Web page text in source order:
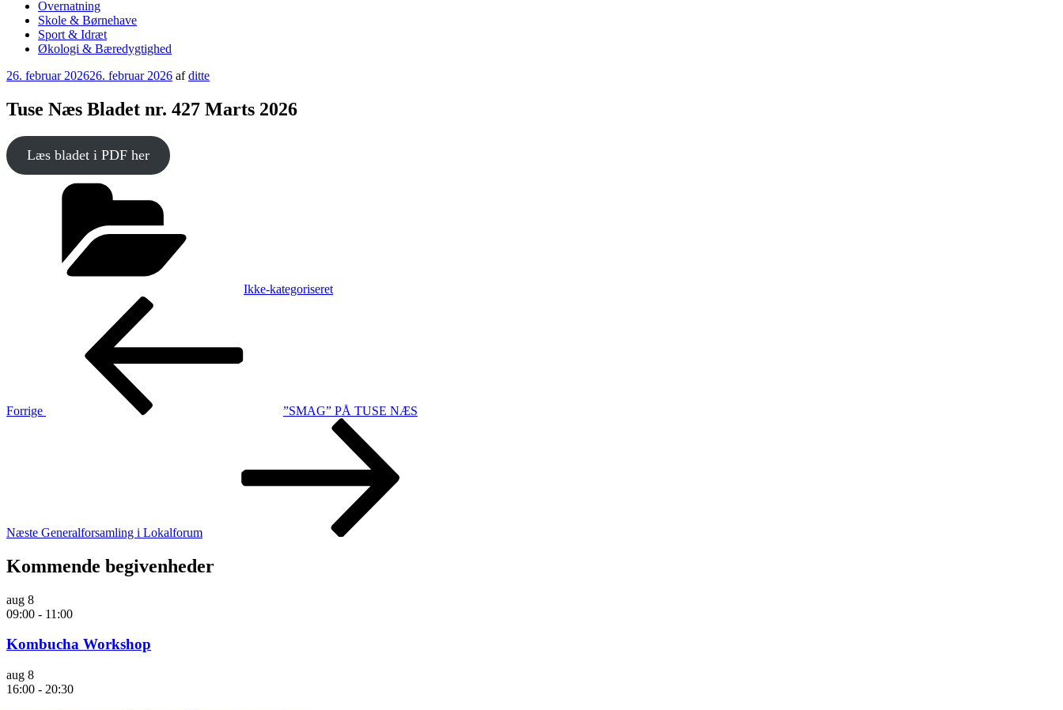
Overnatning
Skole & Børnehave
Sport & Idræt
Økologi & Bæredygtighed
Udgivet
26. februar 202626. februar 2026 afditte
Tuse Næs Bladet nr. 427 Marts 2026
Læs bladet i PDF her
Ikke-kategoriseret
Indlægsnavigation
Forrige
”SMAG” PÅ TUSE NÆS
Næste Generalforsamling i Lokalforum
Kommende begivenheder
aug 8
09:00 - 11:00
Kombucha Workshop
aug 8
16:00 - 20:30